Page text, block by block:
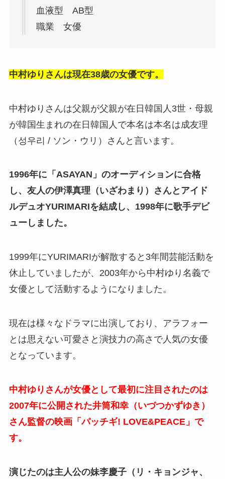
血液型 AB型
職業 女優
中村ゆりさんは現在38歳の女優です。
中村ゆりさんは父親が父親が在日韓国人3世・母親
が韓国生まれの在日韓国人で本名は本名は成友理
（성우리 / ソン・ウリ）さんと言います。
1996年に「ASAYAN」のオーディションに合格
し、友人の伊澤真理（いざわまり）さんとアイド
ルデュオYURIMARIを結成し、1998年に歌手デビ
ューしました。
1999年にYURIMARIが解散すると3年間芸能活動を
休止していましたが、2003年から中村ゆり名義で
女優として活動するようになりました。
現在は様々なドラマに出演しており、アラフォー
とは思えない可愛さと演技力の高さで人気の女優
となっています。
中村ゆりさんが女優として最初に注目されたのは
2007年に公開された井筒和幸（いづつかずゆき）
さん監督の映画「パッチギ! LOVE&PEACE」で
す。
演じたのは主人公の妹李慶子（リ・キョンジャ、